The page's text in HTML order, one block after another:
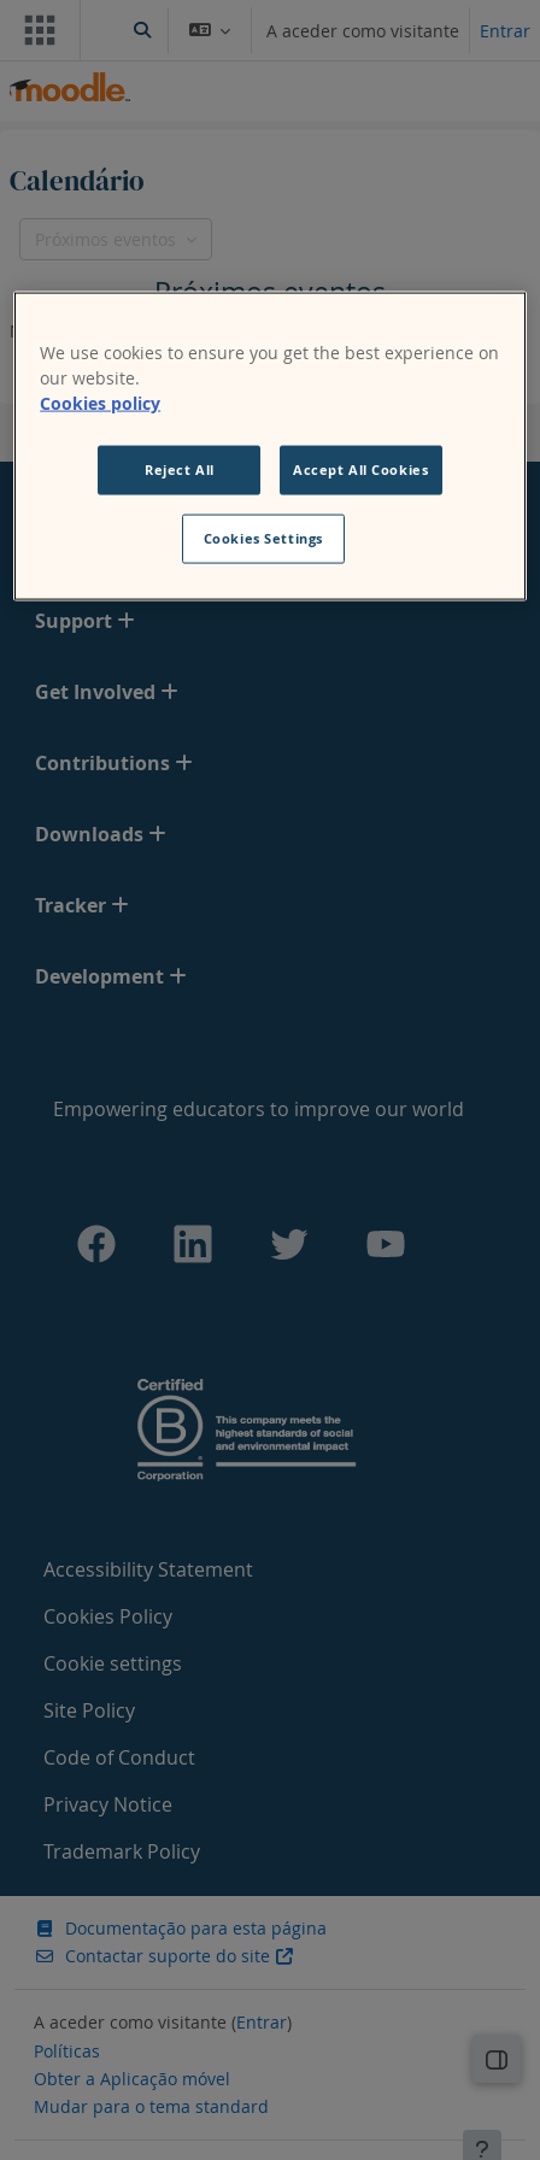
Ir para o conteúdo principal
Alternar a entrada da pesquisa
A aceder como visitante Entrar
Calendário
Próximos eventos
Próximos eventos
Não existem eventos futuros
Support
Get Involved
Contributions
Downloads
Tracker
Development
Empowering educators to improve our world
Accessibility Statement
Cookies Policy
Cookie settings
Site Policy
Code of Conduct
Privacy Notice
Trademark Policy
Documentação para esta página
Contactar suporte do site
A aceder como visitante (Entrar)
Políticas
Obter a Aplicação móvel
Mudar para o tema standard
We use cookies to ensure you get the best experience on
our website.
Cookies policy
Reject All Accept All Cookies
Cookies Settings